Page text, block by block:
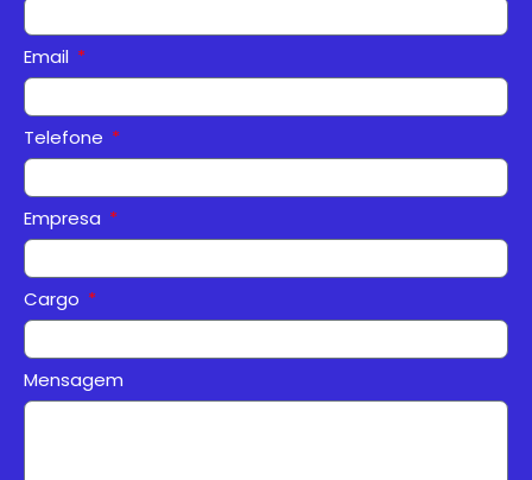
Email
Telefone
Empresa
Cargo
Mensagem